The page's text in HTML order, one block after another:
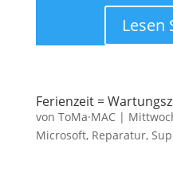
Lesen
Ferienzeit =
von ToMa·MAC|
Microsoft, Reparatur,